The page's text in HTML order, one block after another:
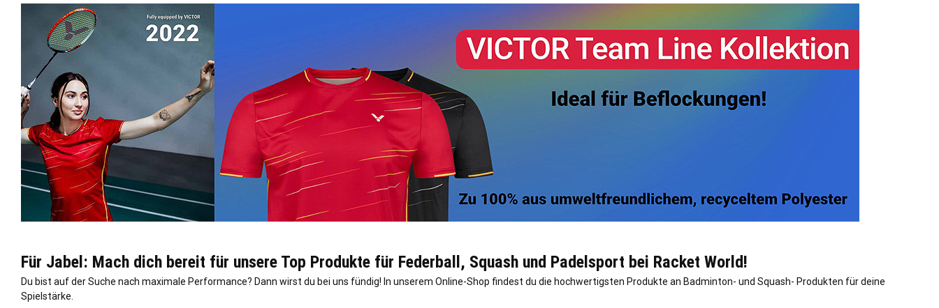
Für Jabel: Mach dich bereit für unsere Top Produkte für Federball, Squash und Padelsport bei Racket World!
Du bist auf der Suche nach maximale Performance? Dann wirst du bei uns fündig! In unserem Online-Shop findest du die hochwertigsten Produkte an Badminton- und Squash- Produkten für deine
Spielstärke.